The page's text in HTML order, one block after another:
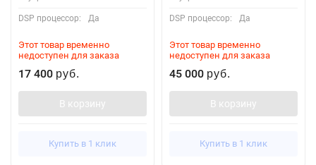
DSP процессор: Да
Этот товар временно
недоступен для заказа
17 400 руб.
В корзину
Купить в 1 клик
DSP процессор: Да
Этот товар временно
недоступен для заказа
45 000 руб.
В корзину
Купить в 1 клик